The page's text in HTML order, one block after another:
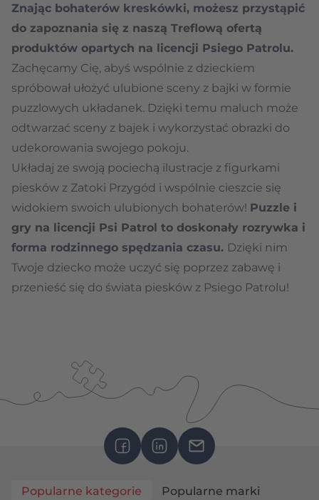
Znając bohaterów kreskówki, możesz przystąpić
do zapoznania się z naszą Treflową ofertą
produktów opartych na licencji Psiego Patrolu.
Zachęcamy Cię, abyś wspólnie z dzieckiem
spróbował ułożyć ulubione sceny z bajki w formie
puzzlowych układanek. Dzięki temu maluch może
odtwarzać sceny z bajek i wykorzystać obrazki do
udekorowania swojego pokoju.
Układaj ze swoją pociechą ilustracje z figurkami
piesków z Zatoki Przygód i wspólnie cieszcie się
widokiem swoich ulubionych bohaterów! Puzzle i
gry na licencji Psi Patrol to doskonały rozrywka i
forma rodzinnego spędzania czasu. Dzięki nim
Twoje dziecko może uczyć się poprzez zabawę i
przenieść się do świata piesków z Psiego Patrolu!
Popularne kategorie Popularne marki